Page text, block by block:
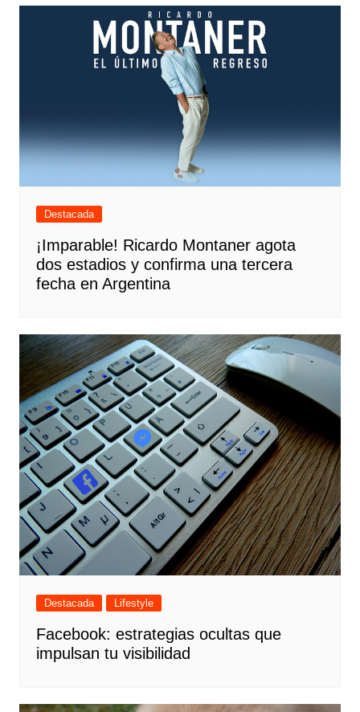
Destacada
¡Imparable! Ricardo Montaner agota
dos estadios y confirma una tercera
fecha en Argentina
Destacada Lifestyle
Facebook: estrategias ocultas que
impulsan tu visibilidad